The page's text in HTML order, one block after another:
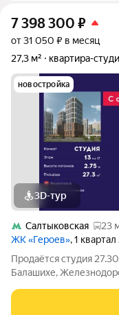
7 398 300 ₽
от 31 050 ₽ в месяц
27,3 м²
квартира-
новостройка
3D-тур
Салтыковская
23
ЖК «Героев», 1
Продаётся студия
Балашихе,
минут до центра